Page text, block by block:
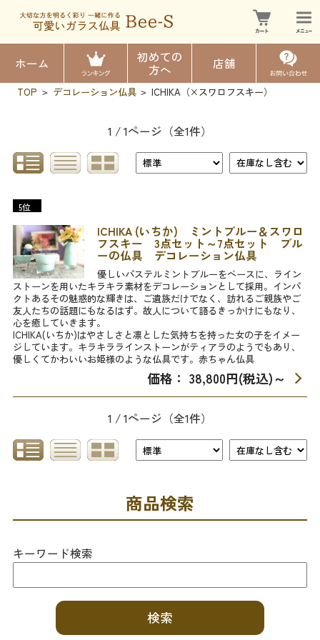
ホーム
初めての
方へ
店舗
TOP > デコレーション仏具 > ICHIKA（×スワロフスキー）
1 / 1ページ （全1件）
5位
ICHIKA (いちか) ミントブルー＆スワロ
フスキー 3点セット～7点セット ブル
ーの仏具 デコレーション仏具
優しいパステルミントブルーをベースに、ライン
ストーンを用いたキラキラ素材をデコレーションとして採用。インパ
クトあるその魅惑的な輝きは、ご遺族だけでなく、訪れるご親族やご
友人たちの話題にもなるはず。故人について語るきっかけにもなり、
心を癒していきます。
ICHIKA(いちか)はやさしさと凛とした気持ちを持った女の子をイメー
ジしています。キラキララインストーンがティアラのようでもあり、
優しくてかわいいお姫様のような仏具です。赤ちゃん仏具
価格： 38,800円(税込)～
1 / 1ページ （全1件）
商品検索
キーワード検索